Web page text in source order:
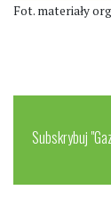
Fot. materiały
Subskrybuj